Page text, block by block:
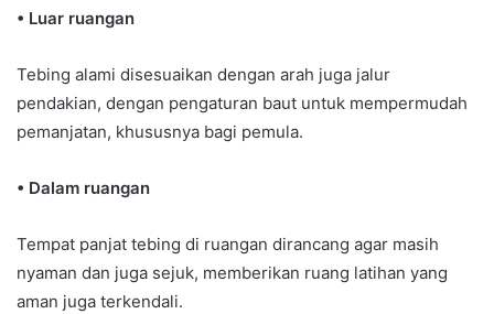
• Luar ruangan
Tebing alami disesuaikan dengan arah juga jalur
pendakian, dengan pengaturan baut untuk mempermudah
pemanjatan, khususnya bagi pemula.
• Dalam ruangan
Tempat panjat tebing di ruangan dirancang agar masih
nyaman dan juga sejuk, memberikan ruang latihan yang
aman juga terkendali.